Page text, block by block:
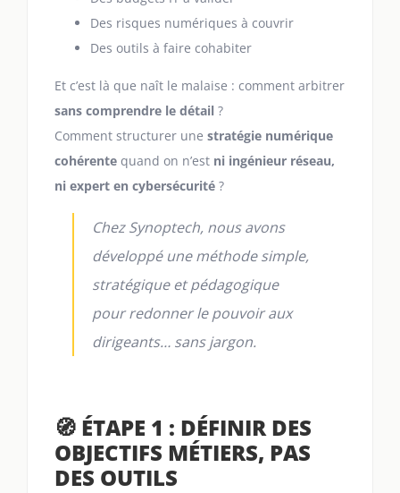
Des risques numériques à couvrir
Des outils à faire cohabiter
Et c’est là que naît le malaise : comment arbitrer
sans comprendre le détail ?
Comment structurer une stratégie numérique
cohérente quand on n’est ni ingénieur réseau,
ni expert en cybersécurité ?
Chez Synoptech, nous avons
développé une méthode simple,
stratégique et pédagogique
pour redonner le pouvoir aux
dirigeants… sans jargon.
🧭 ÉTAPE 1 : DÉFINIR DES
OBJECTIFS MÉTIERS, PAS
DES OUTILS